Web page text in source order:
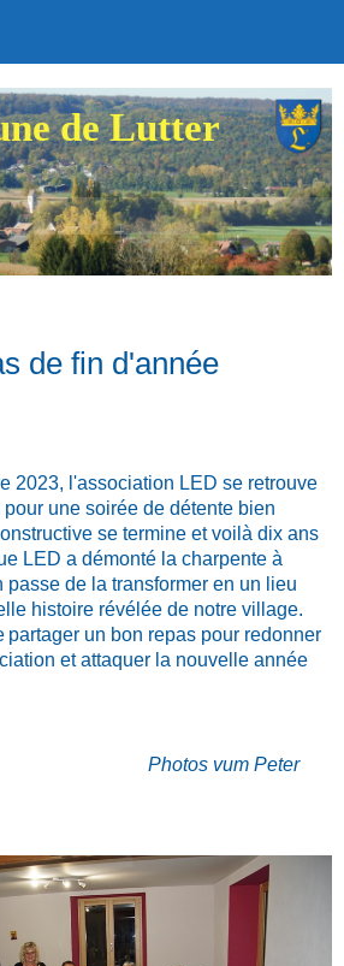
de Lutter
de fin d'année
2023, l'association LED se retrouve
une soirée de détente bien
se termine et voilà dix ans
LED a démonté la charpente à
de la transformer en un lieu
histoire révélée de notre village.
partager un bon repas pour redonner
et attaquer la nouvelle année
vum Peter